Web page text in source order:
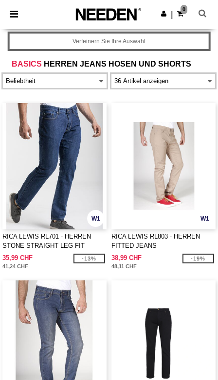
× Needen App
Bessere Preise in der App!
App holen
0
BASICS HERREN JEANS HOSEN UND SHORTS
Verfeinern Sie Ihre Auswahl
W1
RICA LEWIS RL701 - HERREN
STONE STRAIGHT LEG FIT
JEANS
35,99 CHF
41,24 CHF
-13%
W1
RICA LEWIS RL803 - HERREN
FITTED JEANS
38,99 CHF
48,11 CHF
-19%